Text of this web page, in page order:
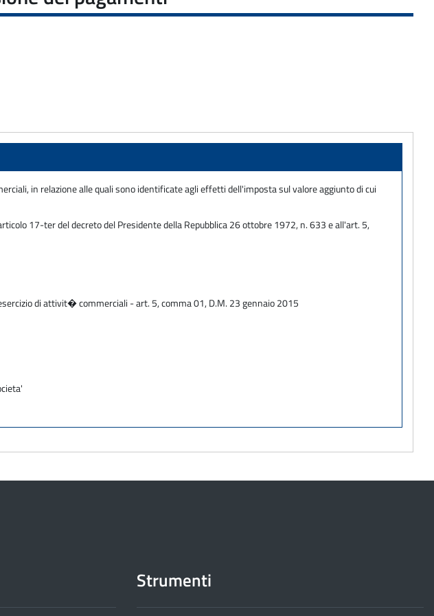
in relazione alle quali sono identificate agli effetti dell'imposta sul valore aggiunto di cui
17-ter del decreto del Presidente della Repubblica 26 ottobre 1972, n. 633 e all'art. 5,
di attivit� commerciali - art. 5, comma 01, D.M. 23 gennaio 2015
Strumenti